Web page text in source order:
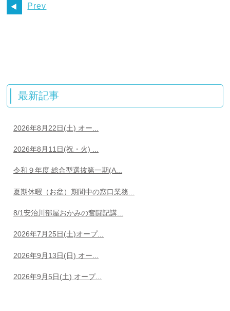
Prev
最新記事
2026年8月22日(土) オー...
2026年8月11日(祝・火) ...
令和９年度 総合型選抜第一期(A...
夏期休暇（お盆）期間中の窓口業務...
8/1安治川部屋おかみの奮闘記講...
2026年7月25日(土)オープ...
2026年9月13日(日) オー...
2026年9月5日(土) オープ...